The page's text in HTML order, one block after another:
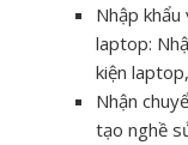
Nhập khẩu
laptop:
kiện
Nhận
tạo nghề